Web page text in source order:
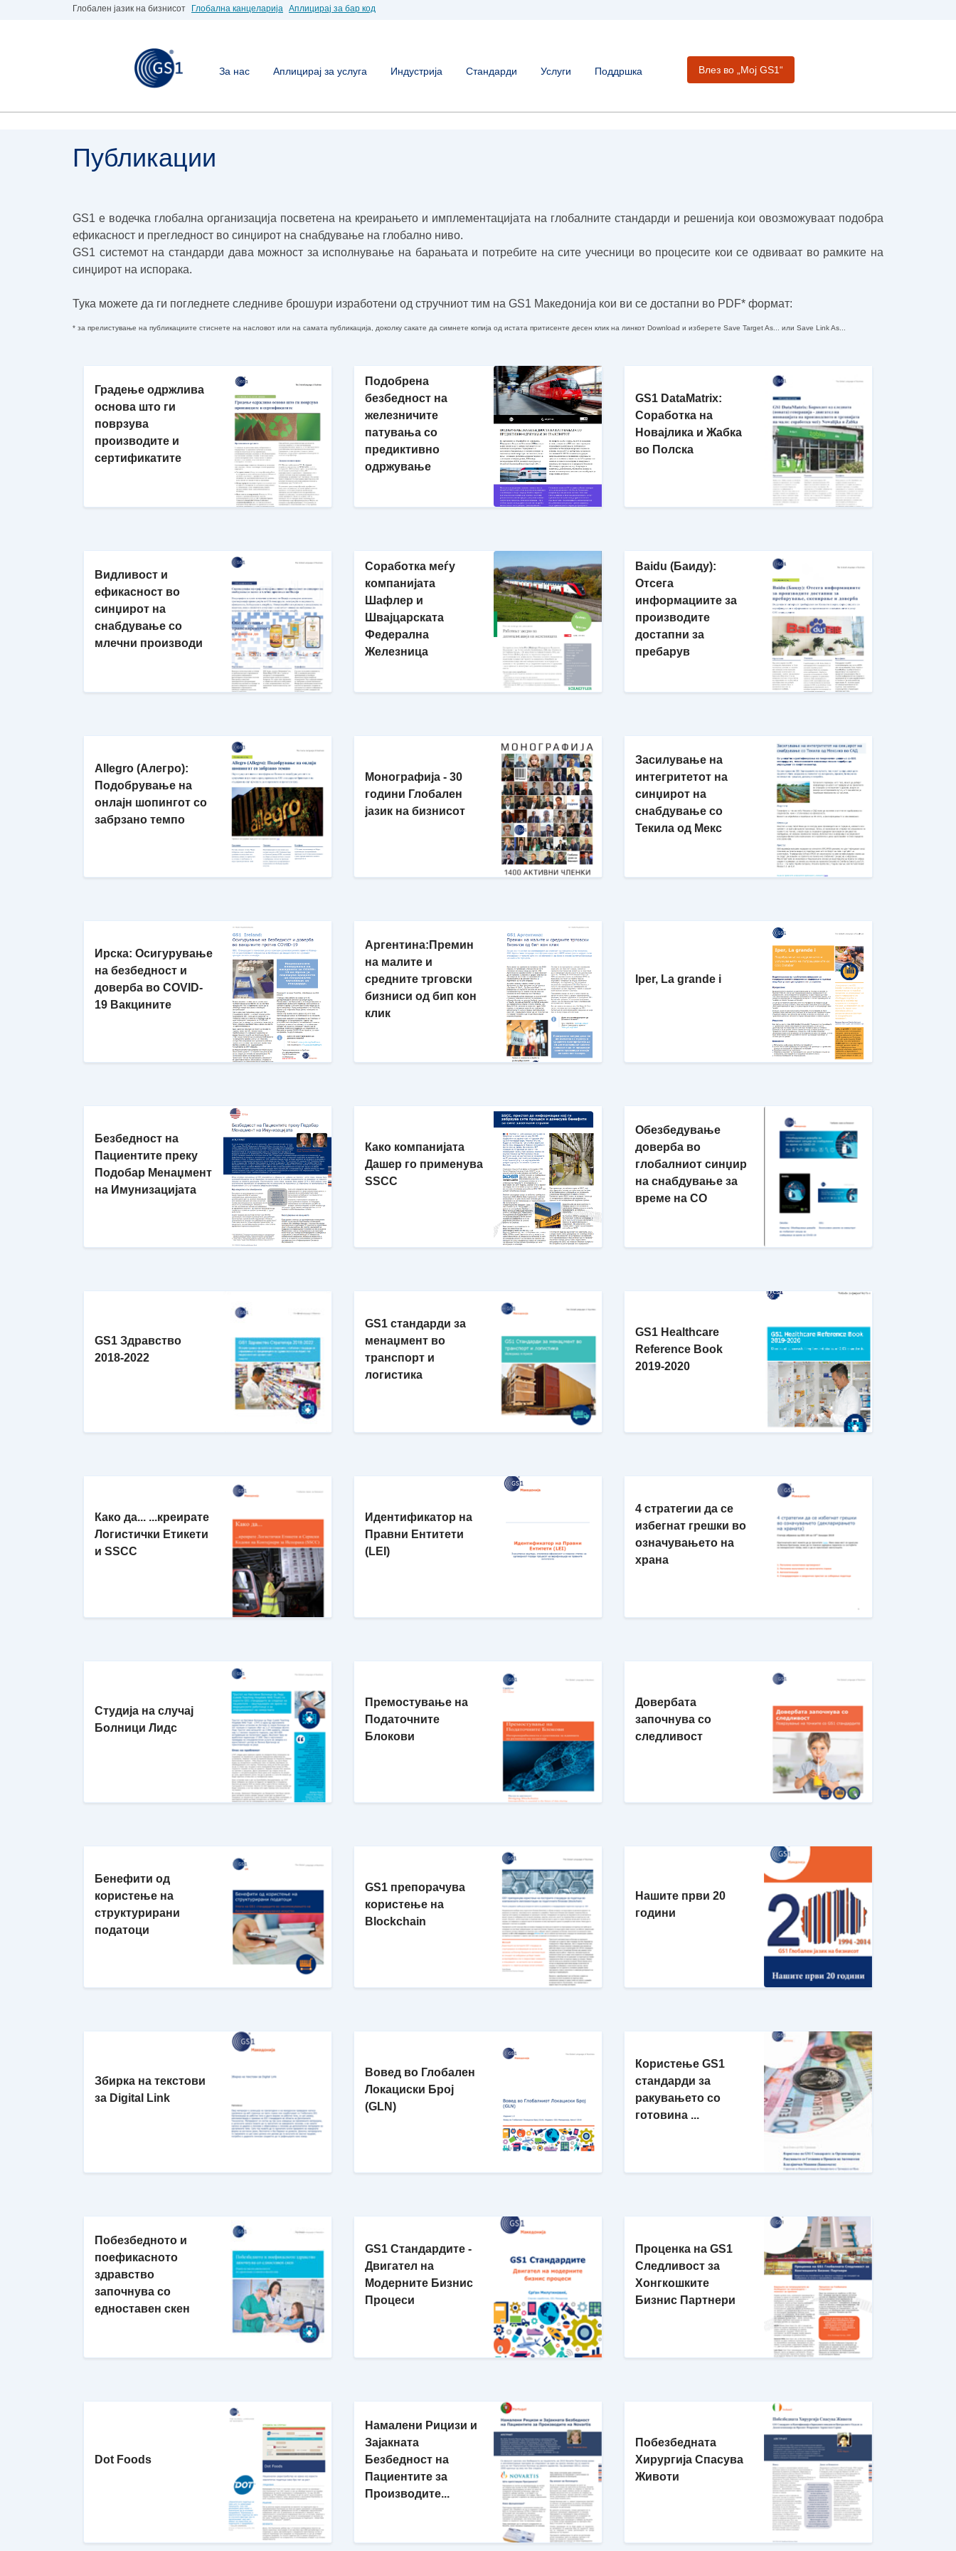
Глобален јазик на бизнисот Глобална канцеларија Аплицирај за бар код
За нас Аплицирај за услуга Индустрија Стандарди Услуги Поддршка Влез во „Moj GS1“
Публикации
GS1 е водечка глобална организација посветена на креирањето и имплементацијата на глобалните стандарди и решенија кои овозможуваат подобра
ефикасност и прегледност во синџирот на снабдување на глобално ниво.
GS1 системот на стандарди дава можност за исполнување на барањата и потребите на сите учесници во процесите кои се одвиваат во рамките на
синџирот на испорака.
Тука можете да ги погледнете следниве брошури изработени од стручниот тим на GS1 Македонија кои ви се достапни во PDF* формат:
* за прелистување на публикациите стиснете на насловот или на самата публикација, доколку сакате да симнете копија од истата притисенте десен клик на линкот Download и изберете Save Target As... или Save Link As...
Градење одржлива
основа што ги
поврзува
производите и
сертификатите
Подобрена
безбедност на
железничите
патувања со
предиктивно
одржување
GS1 DataMatrix:
Соработка на
Новајлика и Жабка
во Полска
Видливост и
ефикасност во
синџирот на
снабдување со
млечни производи
Соработка меѓу
компанијата
Шафлер и
Швајцарската
Федерална
Железница
Baidu (Баиду):
Отсега
информациите за
производите
достапни за
пребарув
Allegro (Алегро):
Подобрување на
онлајн шопингот со
забрзано темпо
Монографија - 30
години Глобален
јазик на бизнисот
Засилување на
интегритетот на
синџирот на
снабдување со
Текила од Мекс
Ирска: Осигурување
на безбедност и
доверба во COVID-
19 Вакцините
Аргентина:Премин
на малите и
средните трговски
бизниси од бип кон
клик
Iper, La grande i
Безбедност на
Пациентите преку
Подобар Менаџмент
на Имунизацијата
Како компанијата
Дашер го применува
SSCC
Обезбедување
доверба во
глобалниот синџир
на снабдување за
време на CO
GS1 Здравство
2018-2022
GS1 стандарди за
менаџмент во
транспорт и
логистика
GS1 Healthcare
Reference Book
2019-2020
Како да... ...креирате
Логистички Етикети
и SSCC
Идентификатор на
Правни Ентитети
(LEI)
4 стратегии да се
избегнат грешки во
означувањето на
храна
Студија на случај
Болници Лидс
Премостување на
Податочните
Блокови
Довербата
започнува со
следливост
Бенефити од
користење на
структурирани
податоци
GS1 препорачува
користење на
Blockchain
Нашите први 20
години
Збирка на текстови
за Digital Link
Вовед во Глобален
Локациски Број
(GLN)
Користење GS1
стандарди за
ракувањето со
готовина ...
Побезбедното и
поефикаснотo
здравство
започнува со
едноставен скен
GS1 Стандардите -
Двигател на
Модерните Бизнис
Процеси
Проценка на GS1
Следливост за
Хонгкошките
Бизнис Партнери
Dot Foods
Намалени Рицизи и
Зајакната
Безбедност на
Пациентите за
Производите...
Побезбедната
Хирургија Спасува
Животи